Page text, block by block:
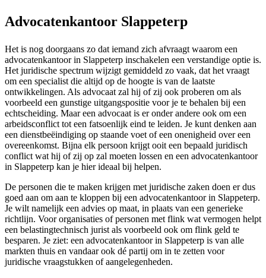
Advocatenkantoor Slappeterp
Het is nog doorgaans zo dat iemand zich afvraagt waarom een
advocatenkantoor in Slappeterp inschakelen een verstandige optie is.
Het juridische spectrum wijzigt gemiddeld zo vaak, dat het vraagt
om een specialist die altijd op de hoogte is van de laatste
ontwikkelingen. Als advocaat zal hij of zij ook proberen om als
voorbeeld een gunstige uitgangspositie voor je te behalen bij een
echtscheiding. Maar een advocaat is er onder andere ook om een
arbeidsconflict tot een fatsoenlijk eind te leiden. Je kunt denken aan
een dienstbeëindiging op staande voet of een onenigheid over een
overeenkomst. Bijna elk persoon krijgt ooit een bepaald juridisch
conflict wat hij of zij op zal moeten lossen en een advocatenkantoor
in Slappeterp kan je hier ideaal bij helpen.
De personen die te maken krijgen met juridische zaken doen er dus
goed aan om aan te kloppen bij een advocatenkantoor in Slappeterp.
Je wilt namelijk een advies op maat, in plaats van een generieke
richtlijn. Voor organisaties of personen met flink wat vermogen helpt
een belastingtechnisch jurist als voorbeeld ook om flink geld te
besparen. Je ziet: een advocatenkantoor in Slappeterp is van alle
markten thuis en vandaar ook dé partij om in te zetten voor
juridische vraagstukken of aangelegenheden.